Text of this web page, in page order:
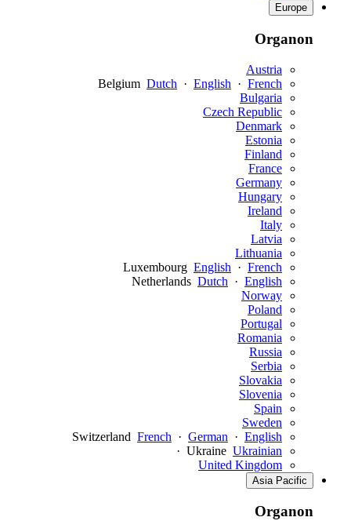
Europe
Organon
Austria
Belgium Dutch · English · French
Bulgaria
Czech Republic
Denmark
Estonia
Finland
France
Germany
Hungary
Ireland
Italy
Latvia
Lithuania
Luxembourg English · French
Netherlands Dutch · English
Norway
Poland
Portugal
Romania
Russia
Serbia
Slovakia
Slovenia
Spain
Sweden
Switzerland French · German · English
Ukraine Ukrainian
·
United Kingdom
Asia Pacific
Organon